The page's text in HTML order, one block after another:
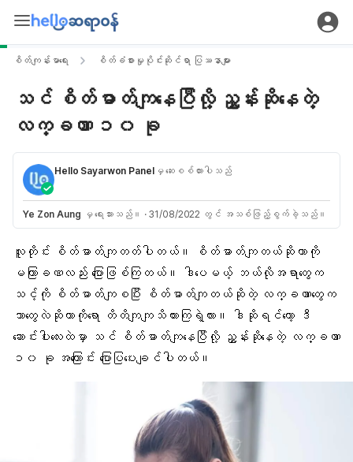
စိတ်ကျန်းမာရေး စိတ်ခံစားမှုပိုင်းဆိုင်ရာ ပြဿနာများ
သင် စိတ်ဓာတ်ကျနေပြီလို့ ညွှန်းဆိုနေတဲ့
လက္ခဏာ ၁၀ ခု
Hello Sayarwon Panelမှ ဆေးစစ်ထားပါသည်
Ye Zon Aung မှ ရေးသားသည်။ · 31/08/2022 တွင် အသစ်ဖြည့်စွက်ခဲ့သည်။
လူတိုင်း စိတ်ဓာတ်ကျတတ်ပါတယ်။ စိတ်ဓာတ်ကျတယ်ဆိုတာကို
မကြာခဏလည်း ပြောဖြစ်ကြတယ်။ ဒါပေမယ့် ဘယ်လိုအရာတွေက
သင့်ကို စိတ်ဓာတ်ကျစပြီး စိတ်ဓာတ်ကျတယ်ဆိုတဲ့ လက္ခဏာတွေက
ဘာတွေလဲဆိုတာကိုရော တိတိကျကျသိထားကြရဲ့လား။ ဒါဆိုရင်တော့ ဒီ
ဆောင်းပါးလေးထဲမှာ သင် စိတ်ဓာတ်ကျနေပြီလို့ ညွှန်းဆိုနေတဲ့ လက္ခဏာ
၁၀ ခု အကြောင်း ပြောပြပေးချင်ပါတယ်။